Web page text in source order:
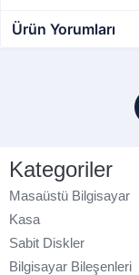
Ürün Yorumları
Kategoriler
Masaüstü Bilgisayar
Kasa
Sabit Diskler
Bilgisayar Bileşenleri